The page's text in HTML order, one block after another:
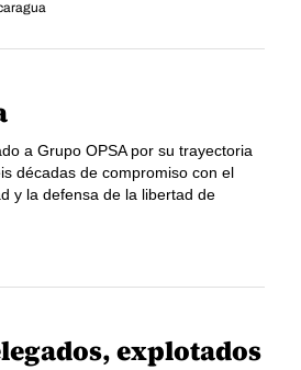
a Grupo OPSA por su trayectoria
décadas de compromiso con el
y la defensa de la libertad de
explotados